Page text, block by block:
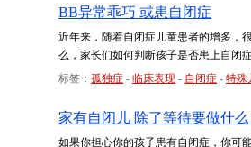
BB异常乖巧 或患自闭症
近年来，随着自闭症儿童患者的增多，
么，家长们如何判断孩子是否患上自闭
标签： 孤独症 - 临床表现 - 自闭症 - 特殊
家有自闭儿 除了等待要做什么
如果你担心你的孩子患有自闭症，你可